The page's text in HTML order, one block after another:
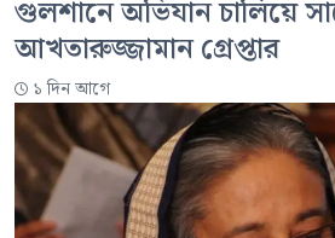
গুলশানে অভিযান চালিয়ে
আখতারুজ্জামান গ্রেপ্তার
১ দিন আগে